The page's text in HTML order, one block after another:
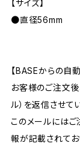
【サイズ】
●直径56mm
【BASEからの自
お客様のご注文
ル）を返信させて
このメールにはご
報が記載されてお